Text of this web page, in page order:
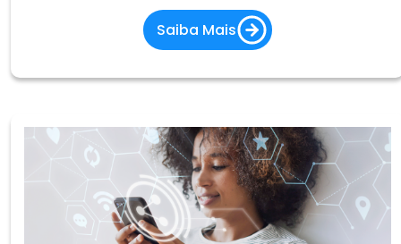
essencial. Por isso, a Patrícia Fonseca, responsável
pela área de Talento e Performance na empresa
Saiba Mais